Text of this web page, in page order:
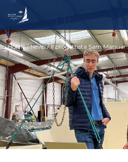
Home/News/ Il progettista Sam Manuard: “Per Bona ho pensato una barca potente con un pozzetto comodo”